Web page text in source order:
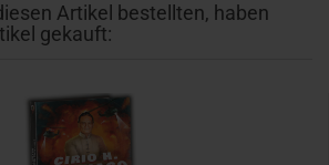
Artikel bestellten, haben
gekauft: